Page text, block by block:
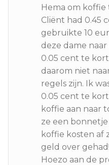
Hema om
Cliënt had 0.45
gebruikte 10
deze dame
0.05 cent te
daarom niet
regels zijn. Ik
0.05 cent te
koffie aan naar
ze een
koffie kosten af
geld over
Hoezo aan de